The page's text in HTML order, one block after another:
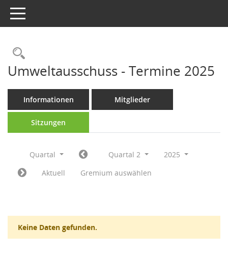
Toggle navigation
Rechercheauswahl
Umweltausschuss - Termine 2025
Informationen Mitglieder
Sitzungen
Quartal Quartal 2
2025
Aktuell
Gremium auswählen
Keine Daten gefunden.